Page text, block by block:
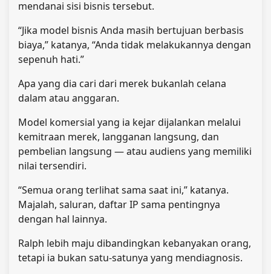
mendanai sisi bisnis tersebut.
“Jika model bisnis Anda masih bertujuan berbasis
biaya,” katanya, “Anda tidak melakukannya dengan
sepenuh hati.”
Apa yang dia cari dari merek bukanlah celana
dalam atau anggaran.
Model komersial yang ia kejar dijalankan melalui
kemitraan merek, langganan langsung, dan
pembelian langsung — atau audiens yang memiliki
nilai tersendiri.
“Semua orang terlihat sama saat ini,” katanya.
Majalah, saluran, daftar IP sama pentingnya
dengan hal lainnya.
Ralph lebih maju dibandingkan kebanyakan orang,
tetapi ia bukan satu-satunya yang mendiagnosis.